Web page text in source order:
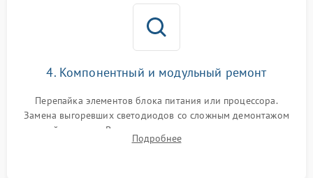
4. Компонентный и модульный ремонт
Перепайка элементов блока питания или процессора.
Замена выгоревших светодиодов со сложным демонтажом
хрупкой матрицы. Восстановление поврежденных дорожек,
прошивка микросхем памяти EEPROM
Подробнее